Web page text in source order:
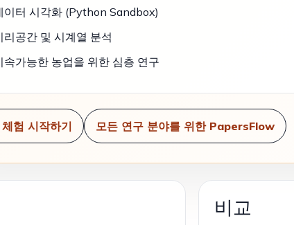
이터 시각화 (Python Sandbox)
리공간 및 시계열 분석
속가능한 농업을 위한 심층 연구
험 시작하기 모든 연구 분야를 위한 PapersFlow
비교